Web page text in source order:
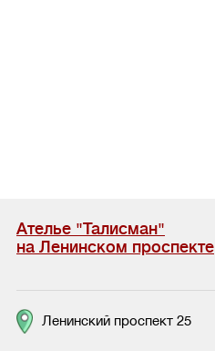
Ателье "Талисман"
на Ленинском проспекте
Ленинский проспект 25